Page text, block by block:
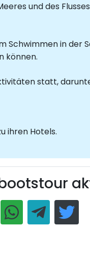
und des
Schwimmen in der
können.
statt,
ihren Hotels.